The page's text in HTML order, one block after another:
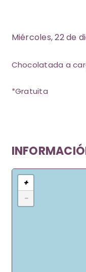
Miércoles, 22 de
Chocolatada a
*Gratuita
+
−